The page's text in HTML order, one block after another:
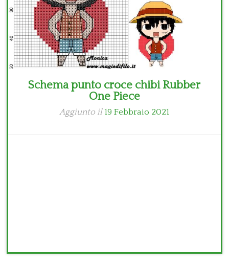
Schema punto croce chibi Rubber
One Piece
Aggiunto il 19 Febbraio 2021